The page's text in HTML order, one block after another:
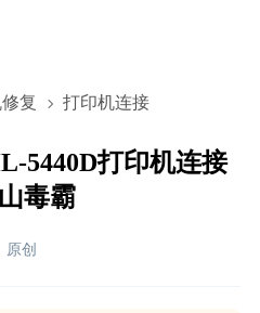
复 打印机连接
5440D打印机连接
毒霸
原创